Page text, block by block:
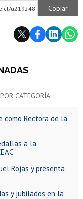
u219248 Copiar
POR CATEGORÍA
como Rectora de la
a la
Rojas y presenta
y jubilados en la